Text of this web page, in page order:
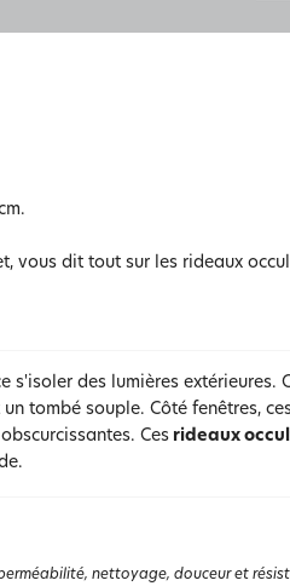
vous dit tout sur les rideaux
s'isoler des lumières extérieures.
tombé souple. Côté fenêtres,
Ces rideaux
nettoyage, douceur et